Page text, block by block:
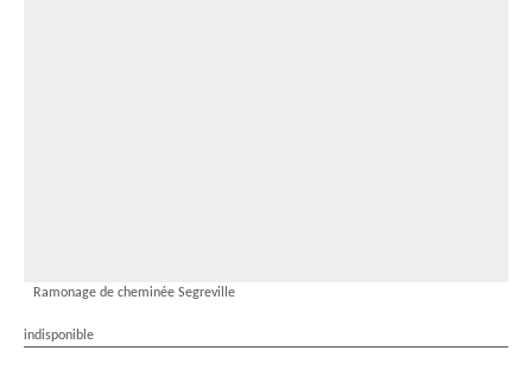
Ramonage de cheminée Segreville
indisponible